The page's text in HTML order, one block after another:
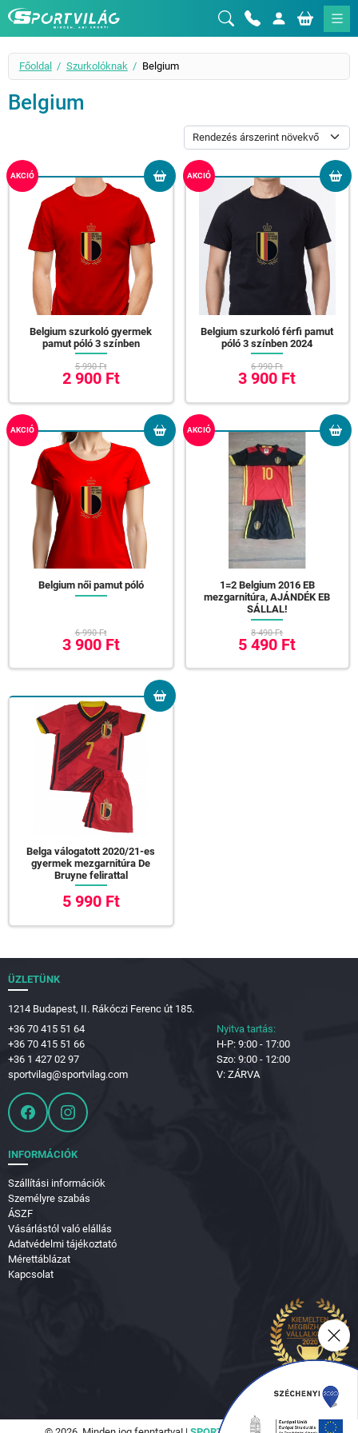
Sportvilág
Főoldal Szurkolóknak Belgium
Belgium
AKCIÓ
Belgium szurkoló gyermek
pamut póló 3 színben
5 990 Ft
2 900 Ft
AKCIÓ
Belgium szurkoló férfi pamut
póló 3 színben 2024
6 990 Ft
3 900 Ft
AKCIÓ
Belgium női pamut póló
6 990 Ft
3 900 Ft
AKCIÓ
1=2 Belgium 2016 EB
mezgarnitúra, AJÁNDÉK EB
SÁLLAL!
8 490 Ft
5 490 Ft
Belga válogatott 2020/21-es
gyermek mezgarnitúra De
Bruyne felirattal
5 990 Ft
ÜZLETÜNK
1214 Budapest, II. Rákóczi Ferenc út 185.
+36 70 415 51 64
+36 70 415 51 66
+36 1 427 02 97
sportvilag@sportvilag.com
Nyitva tartás:
H-P: 9:00 - 17:00
Szo: 9:00 - 12:00
V: ZÁRVA
INFORMÁCIÓK
Szállítási információk
Személyre szabás
ÁSZF
Vásárlástól való elállás
Adatvédelmi tájékoztató
Mérettáblázat
Kapcsolat